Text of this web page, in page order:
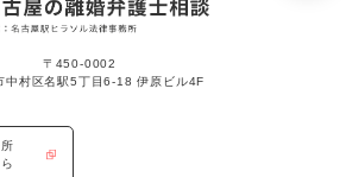
〒450-0002
中村区名駅5丁目6-18 伊原ビル4F